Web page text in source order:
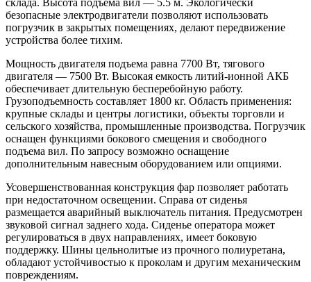
склада. Высота подъема вил — 5.5 м. Экологически
безопасные электродвигатели позволяют использовать
погрузчик в закрытых помещениях, делают передвижение
устройства более тихим.
Мощность двигателя подъема равна 7700 Вт, тягового
двигателя — 7500 Вт. Высокая емкость литий-ионной АКБ
обеспечивает длительную бесперебойную работу.
Грузоподъемность составляет 1800 кг. Область применения:
крупные склады и центры логистики, объекты торговли и
сельского хозяйства, промышленные производства. Погрузчик
оснащен функциями бокового смещения и свободного
подъема вил. По запросу возможно оснащение
дополнительным навесным оборудованием или опциями.
Усовершенствованная конструкция фар позволяет работать
при недостаточном освещении. Справа от сиденья
размещается аварийный выключатель питания. Предусмотрен
звуковой сигнал заднего хода. Сиденье оператора может
регулироваться в двух направлениях, имеет боковую
поддержку. Шины цельнолитые из прочного полиуретана,
обладают устойчивостью к проколам и другим механическим
повреждениям.